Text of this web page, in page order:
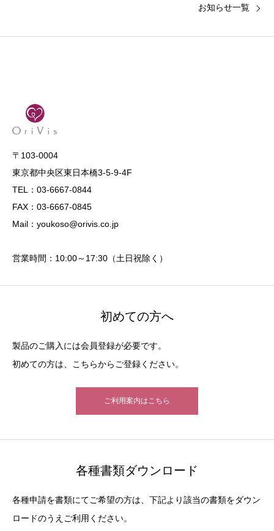
お知らせ一覧
〒103-0004
東京都中央区東日本橋3-5-9-4F
TEL：03-6667-0844
FAX：03-6667-0845
Mail：youkoso@orivis.co.jp
営業時間：10:00～17:30（土日祝除く）
初めての方へ
製品のご購入には会員登録が必要です。
初めての方は、こちらからご登録ください。
ご利用案内はこちら
各種書類ダウンロード
各種申請を書類にてご希望の方は、下記より該当の書類をダウン
ロードのうえご利用ください。